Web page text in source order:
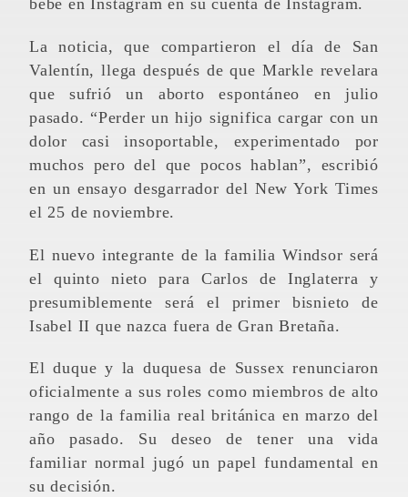
La noticia, que compartieron el día de San
Valentín, llega después de que Markle revelara
que sufrió un aborto espontáneo en julio
pasado. “Perder un hijo significa cargar con un
dolor casi insoportable, experimentado por
muchos pero del que pocos hablan”, escribió
en un ensayo desgarrador del New York Times
el 25 de noviembre.
El nuevo integrante de la familia Windsor será
el quinto nieto para Carlos de Inglaterra y
presumiblemente será el primer bisnieto de
Isabel II que nazca fuera de Gran Bretaña.
El duque y la duquesa de Sussex renunciaron
oficialmente a sus roles como miembros de alto
rango de la familia real británica en marzo del
año pasado. Su deseo de tener una vida
familiar normal jugó un papel fundamental en
su decisión.